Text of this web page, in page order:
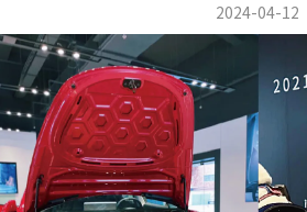
2024-04-12